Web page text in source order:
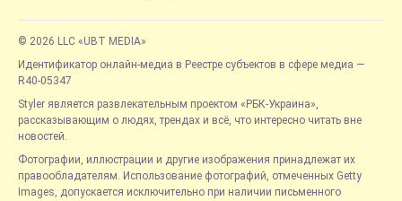
© 2026 LLC «UBT MEDIA»
Идентификатор онлайн-медиа в Реестре субъектов в сфере медиа —
R40-05347
Styler является развлекательным проектом «РБК-Украина»,
рассказывающим о людях, трендах и всё, что интересно читать вне
новостей.
Фотографии, иллюстрации и другие изображения принадлежат их
правообладателям. Использование фотографий, отмеченных Getty
Images, допускается исключительно при наличии письменного